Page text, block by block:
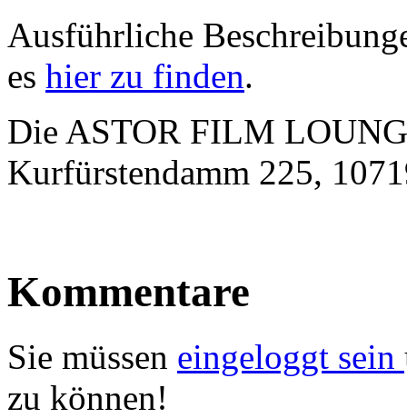
Ausführliche
es hier zu finden.
Die ASTOR FILM
Kurfürstendamm 225,
Kommentare
Sie müssen eingeloggt sein
zu können!